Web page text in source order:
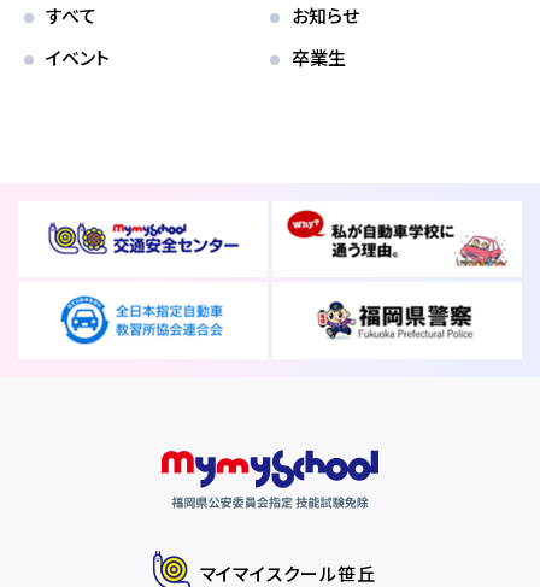
各校紹介
マイマイスクール笹丘
すべて
お知らせ
イベント
卒業生
マイマイスクール笹丘